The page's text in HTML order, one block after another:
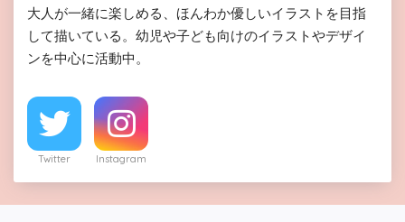
大人が一緒に楽しめる、ほんわか優しいイラストを目指
して描いている。幼児や子ども向けのイラストやデザイ
ンを中心に活動中。
Twitter Instagram